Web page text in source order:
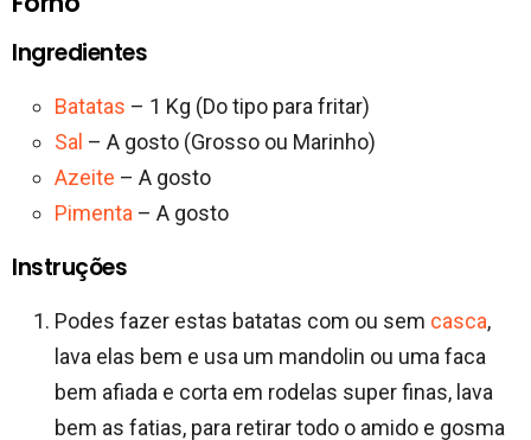
Ingredientes
Batatas – 1 Kg (Do tipo para fritar)
Sal – A gosto (Grosso ou Marinho)
Azeite – A gosto
Pimenta – A gosto
Instruções
Podes fazer estas batatas com ou sem casca,
lava elas bem e usa um mandolin ou uma faca
bem afiada e corta em rodelas super finas, lava
bem as fatias, para retirar todo o amido e gosma